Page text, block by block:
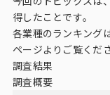
アンケートモニ
採用情報
得したことです。
各業種のランキング
ページよりご覧くださ
調査結果
調査概要